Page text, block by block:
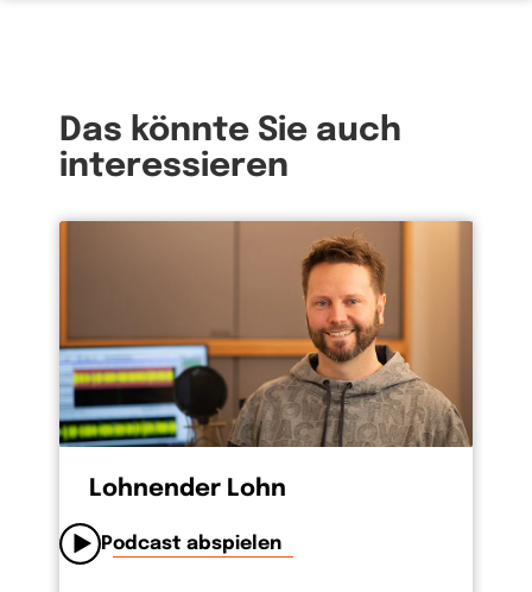
Das könnte Sie auch
interessieren
Lohnender Lohn
Podcast abspielen